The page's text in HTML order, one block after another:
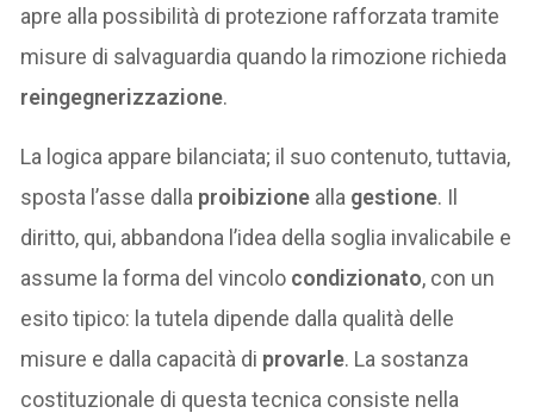
apre alla possibilità di protezione rafforzata tramite
misure di salvaguardia quando la rimozione richieda
reingegnerizzazione.
La logica appare bilanciata; il suo contenuto, tuttavia,
sposta l’asse dalla proibizione alla gestione. Il
diritto, qui, abbandona l’idea della soglia invalicabile e
assume la forma del vincolo condizionato, con un
esito tipico: la tutela dipende dalla qualità delle
misure e dalla capacità di provarle. La sostanza
costituzionale di questa tecnica consiste nella